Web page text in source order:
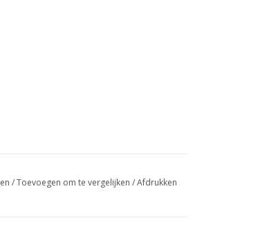
/Toevoegen om te vergelijken /Afdrukken